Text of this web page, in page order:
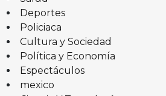
Deportes
Policiaca
Cultura y Sociedad
Política y Economía
Espectáculos
mexico